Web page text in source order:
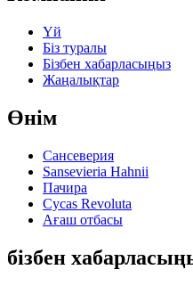
Үй
Біз туралы
Бізбен хабарласыңыз
Жаңалықтар
Өнім
Сансеверия
Sansevieria Hahnii
Пачира
Cycas Revoluta
Ағаш отбасы
бізбен